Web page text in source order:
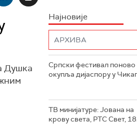
Душка
Најновије
Српски фестивал поново
окупља дијаспору у
ТВ минијатуре: Јована на
крову света, РТС Свет,